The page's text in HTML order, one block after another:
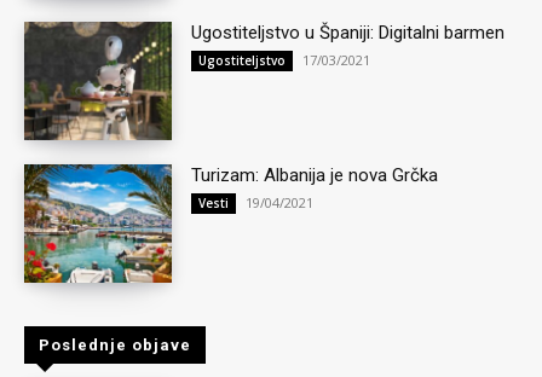
Ugostiteljstvo u Španiji: Digitalni barmen
Ugostiteljstvo 17/03/2021
Turizam: Albanija je nova Grčka
Vesti 19/04/2021
Poslednje objave